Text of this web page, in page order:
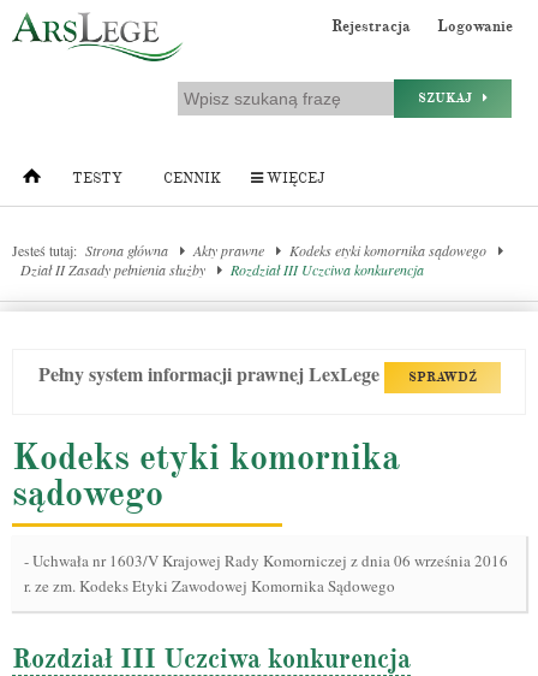
Rejestracja Logowanie
SZUKAJ
TESTY CENNIK WIĘCEJ
Jesteś tutaj: Strona główna Akty prawne
Kodeks etyki komornika sądowego
Dział II Zasady pełnienia służby
Rozdział III Uczciwa konkurencja
Pełny system informacji prawnej LexLege SPRAWDŹ
Kodeks etyki komornika
sądowego
-Uchwała nr 1603/V Krajowej Rady Komorniczej z dnia 06 września 2016
r. ze zm. Kodeks Etyki Zawodowej Komornika Sądowego
Rozdział III Uczciwa konkurencja